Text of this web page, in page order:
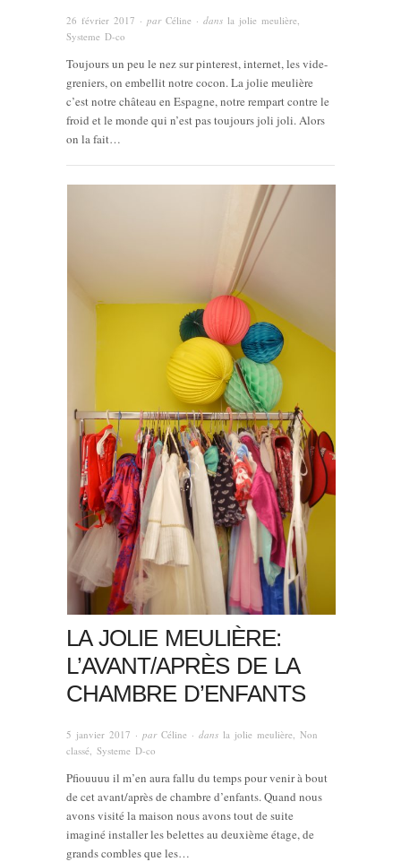
26 février 2017 · par Céline · dans la jolie meulière,
Systeme D-co
Toujours un peu le nez sur pinterest, internet, les vide-
greniers, on embellit notre cocon. La jolie meulière
c’est notre château en Espagne, notre rempart contre le
froid et le monde qui n’est pas toujours joli joli. Alors
on la fait…
LA JOLIE MEULIÈRE:
L’AVANT/APRÈS DE LA
CHAMBRE D’ENFANTS
5 janvier 2017 · par Céline · dans la jolie meulière Non
classé Systeme D-co
Pfiouuuu il m’en aura fallu du temps pour venir à bout
de cet avant/après de chambre d’enfants. Quand nous
avons visité la maison nous avons tout de suite
imaginé installer les belettes au deuxième étage, de
grands combles que les…